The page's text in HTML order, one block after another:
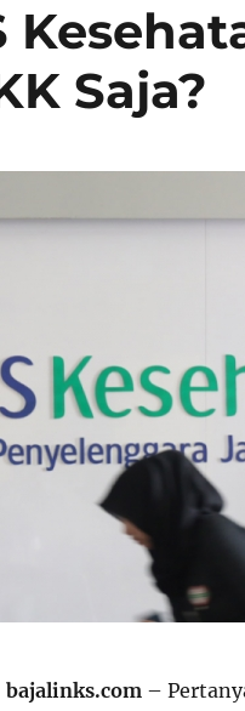
Saja?
bajalinks.com–